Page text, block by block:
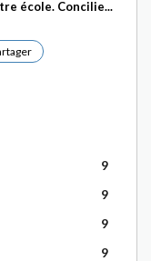
école. Concilie...
9
9
9
9